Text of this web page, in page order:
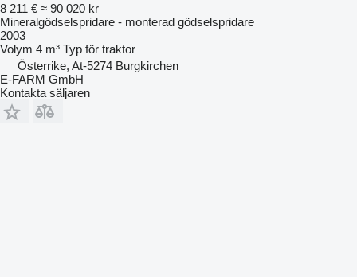
8 211 € ≈ 90 020 kr
Mineralgödselspridare - monterad gödselspridare
2003
Volym 4 m³ Typ för traktor
Österrike, At-5274 Burgkirchen
E-FARM GmbH
Kontakta säljaren